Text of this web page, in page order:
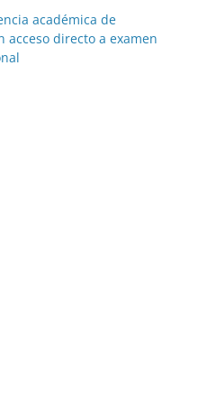
académica de
acceso directo a examen